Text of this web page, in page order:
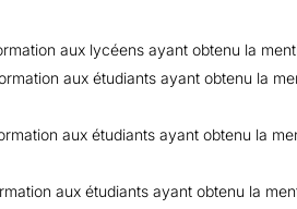
aux lycéens ayant obtenu la
aux étudiants ayant obtenu la
aux étudiants ayant obtenu la
aux étudiants ayant obtenu la